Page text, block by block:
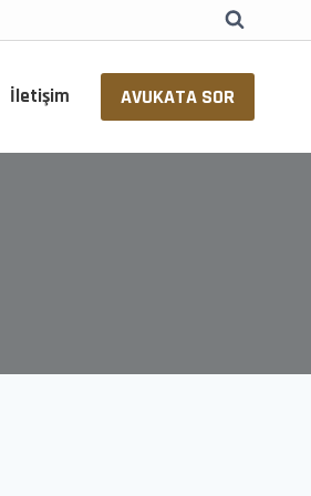
İletişim AVUKATA SOR